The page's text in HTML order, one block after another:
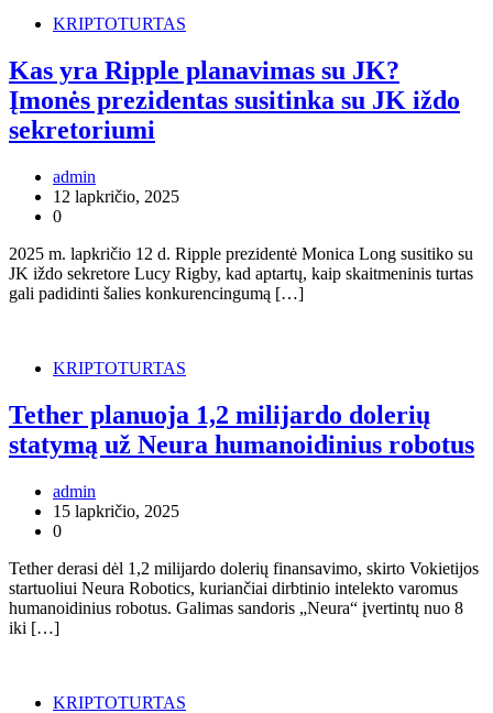
KRIPTOTURTAS
Kas yra Ripple planavimas su JK?
Įmonės prezidentas susitinka su JK iždo
sekretoriumi
admin
12 lapkričio, 2025
0
2025 m. lapkričio 12 d. Ripple prezidentė Monica Long susitiko su
JK iždo sekretore Lucy Rigby, kad aptartų, kaip skaitmeninis turtas
gali padidinti šalies konkurencingumą […]
KRIPTOTURTAS
Tether planuoja 1,2 milijardo dolerių
statymą už Neura humanoidinius robotus
admin
15 lapkričio, 2025
0
Tether derasi dėl 1,2 milijardo dolerių finansavimo, skirto Vokietijos
startuoliui Neura Robotics, kuriančiai dirbtinio intelekto varomus
humanoidinius robotus. Galimas sandoris „Neura“ įvertintų nuo 8
iki […]
KRIPTOTURTAS